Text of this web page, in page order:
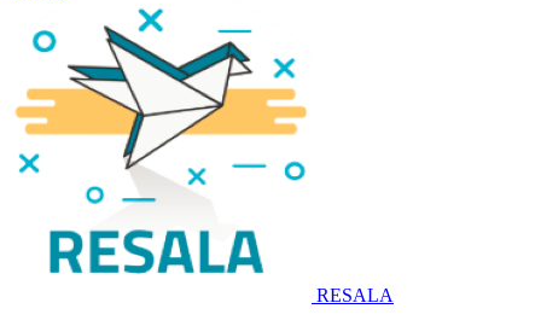
RESALA